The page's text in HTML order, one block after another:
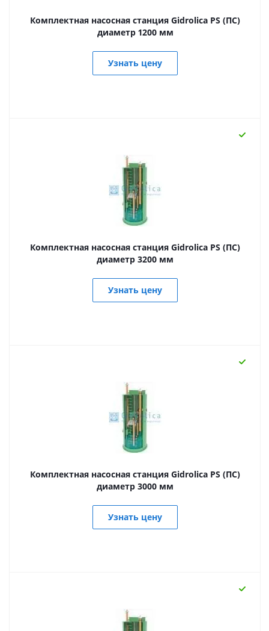
Комплектная насосная станция Gidrolica PS (ПС)
диаметр 1200 мм
Узнать цену
Комплектная насосная станция Gidrolica PS (ПС)
диаметр 3200 мм
Узнать цену
Комплектная насосная станция Gidrolica PS (ПС)
диаметр 3000 мм
Узнать цену